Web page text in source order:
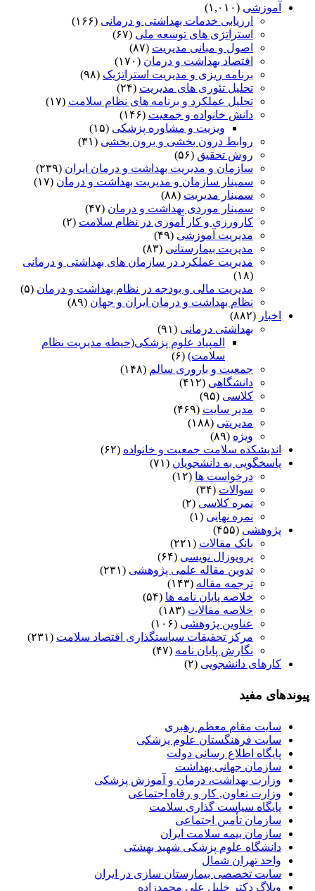
آموزشی (۱,۰۱۰)
ارزیابی خدمات بهداشتی و درمانی (۱۶۶)
استراتژی های توسعه ملی (۶۷)
اصول و مبانی مدیریت (۸۷)
اقتصاد بهداشت و درمان (۱۷۰)
برنامه ریزی و مدیریت استراتژیک (۹۸)
تحلیل تئوری های مدیریت (۲۴)
تحلیل عملکرد و برنامه های نظام سلامت (۱۷)
دانش خانواده و جمعیت (۱۴۶)
ویزیت و مشاوره پزشکی (۱۵)
روابط درون بخشی و برون بخشی (۳۱)
روش تحقیق (۵۶)
سازمان و مدیریت بهداشت و درمان ایران (۲۳۹)
سمینار سازمان و مدیریت بهداشت و درمان (۱۷)
سمینار مدیریت (۸۸)
سمینار موردی بهداشت و درمان (۴۷)
کارورزی و کار آموزی در نظام سلامت (۲)
مدیریت آموزشی (۴۹)
مدیریت بیمارستانی (۸۳)
مدیریت عملکرد در سازمان های بهداشتی و درمانی
(۱۸)
مدیریت مالی و بودجه در نظام بهداشت و درمان (۵)
نظام بهداشت و درمان ایران و جهان (۸۹)
اخبار (۸۸۲)
بهداشتی درمانی (۹۱)
المپیاد علوم پزشکی(حیطه مدیریت نظام
سلامت) (۶)
جمعیت و باروری سالم (۱۴۸)
دانشگاهی (۴۱۲)
کلاسی (۹۵)
مدیر سایت (۴۶۹)
مدیریتی (۱۸۸)
ویژه (۸۹)
اندیشکده سلامت جمعیت و خانواده (۶۲)
پاسخگویی به دانشجویان (۷۱)
درخواست ها (۱۲)
سوالات (۳۴)
نمره کلاسی (۲)
نمره نهایی (۱)
پژوهشی (۴۵۵)
بانک مقالات (۲۲۱)
پروپوزال نویسی (۶۴)
تدوین مقاله علمی پژوهشی (۲۳۱)
ترجمه مقاله (۱۴۳)
خلاصه پایان نامه ها (۵۴)
خلاصه مقالات (۱۸۳)
عناوین پژوهشی (۱۰۶)
مرکز تحقیقات سیاستگذاری اقتصاد سلامت (۲۳۱)
نگارش پایان نامه (۴۷)
کارهای دانشجویی (۲)
پیوندهای مفید
سایت مقام معظم رهبری
سایت فرهنگستان علوم پزشکی
پایگاه اطلاع رسانی دولت
سازمان جهانی بهداشت
وزارت بهداشت، درمان و آموزش پزشکی
وزارت تعاون, کار و رفاه اجتماعی
پایگاه سیاست گذاری سلامت
سازمان تأمین اجتماعی
سازمان بیمه سلامت ایران
دانشگاه علوم پزشکی شهید بهشتی
واحد تهران شمال
سایت تخصصی بیمارستان سازی در ایران
وبلاگ دکتر خلیل علی محمدزاده